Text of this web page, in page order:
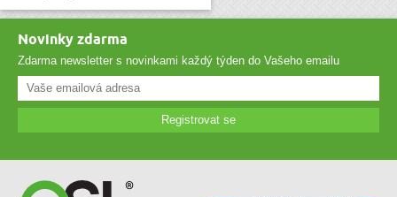
Novinky zdarma
Zdarma newsletter s novinkami každý týden do Vašeho emailu
Registrovat se